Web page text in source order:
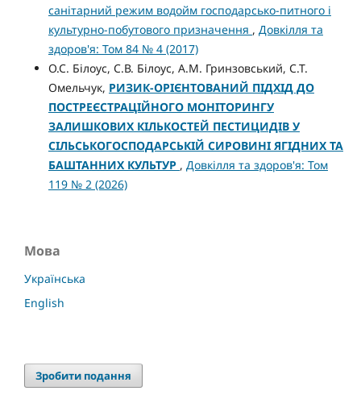
санітарний режим водойм господарсько-питного і
культурно-побутового призначення , Довкілля та
здоров'я: Том 84 № 4 (2017)
О.С. Білоус, С.В. Білоус, А.М. Гринзовський, С.Т.
Омельчук, РИЗИК-ОРІЄНТОВАНИЙ ПІДХІД ДО
ПОСТРЕЄСТРАЦІЙНОГО МОНІТОРИНГУ
ЗАЛИШКОВИХ КІЛЬКОСТЕЙ ПЕСТИЦИДІВ У
СІЛЬСЬКОГОСПОДАРСЬКІЙ СИРОВИНІ ЯГІДНИХ ТА
БАШТАННИХ КУЛЬТУР , Довкілля та здоров'я: Том
119 № 2 (2026)
Мова
Українська
English
Зробити подання